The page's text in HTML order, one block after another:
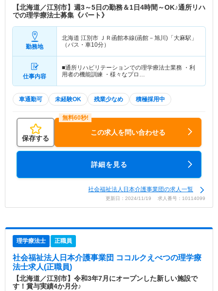
【北海道／江別市】週3～5日の勤務＆1日4時間～OK♪通所リハ
での理学療法士募集《パート》
勤務地
北海道 江別市 ＪＲ函館本線(函館－旭川)「大麻駅」
（バス・車10分）
仕事内容
■通所リハビリテーションでの理学療法士業務 ・利
用者の機能訓練 ・様々なプロ…
車通勤可 未経験OK 残業少なめ 積極採用中
保存する
この求人を問い合わせる
詳細を見る
社会福祉法人日本介護事業団の求人一覧
更新日：2024/11/19 求人番号：10114099
理学療法士 正職員
社会福祉法人日本介護事業団 ココルクえべつの理学療
法士求人(正職員)
【北海道／江別市】令和3年7月にオープンした新しい施設で
す！賞与実績4か月分♪